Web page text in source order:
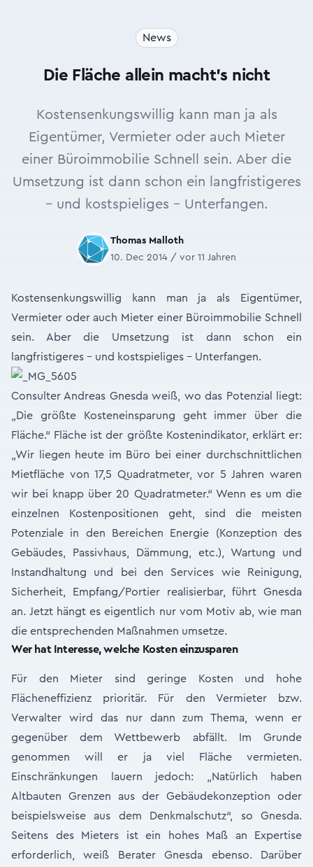
News
Die Fläche allein macht's nicht
Kostensenkungswillig kann man ja als
Eigentümer, Vermieter oder auch Mieter
einer Büroimmobilie Schnell sein. Aber die
Umsetzung ist dann schon ein langfristigeres
– und kostspieliges – Unterfangen.
Thomas Malloth
10. Dec 2014 / vor 11 Jahren
Kostensenkungswillig kann man ja als Eigentümer,
Vermieter oder auch Mieter einer Büroimmobilie Schnell
sein. Aber die Umsetzung ist dann schon ein
langfristigeres – und kostspieliges – Unterfangen.
Consulter Andreas Gnesda weiß, wo das Potenzial liegt:
„Die größte Kosteneinsparung geht immer über die
Fläche.“ Fläche ist der größte Kostenindikator, erklärt er:
„Wir liegen heute im Büro bei einer durchschnittlichen
Mietfläche von 17,5 Quadratmeter, vor 5 Jahren waren
wir bei knapp über 20 Quadratmeter.“ Wenn es um die
einzelnen Kostenpositionen geht, sind die meisten
Potenziale in den Bereichen Energie (Konzeption des
Gebäudes, Passivhaus, Dämmung, etc.), Wartung und
Instandhaltung und bei den Services wie Reinigung,
Sicherheit, Empfang/Portier realisierbar, führt Gnesda
an. Jetzt hängt es eigentlich nur vom Motiv ab, wie man
die entsprechenden Maßnahmen umsetze.
Wer hat Interesse, welche Kosten einzusparen
Für den Mieter sind geringe Kosten und hohe
Flächeneffizienz prioritär. Für den Vermieter bzw.
Verwalter wird das nur dann zum Thema, wenn er
gegenüber dem Wettbewerb abfällt. Im Grunde
genommen will er ja viel Fläche vermieten.
Einschränkungen lauern jedoch: „Natürlich haben
Altbauten Grenzen aus der Gebäudekonzeption oder
beispielsweise aus dem Denkmalschutz“, so Gnesda.
Seitens des Mieters ist ein hohes Maß an Expertise
erforderlich, weiß Berater Gnesda ebenso. Darüber